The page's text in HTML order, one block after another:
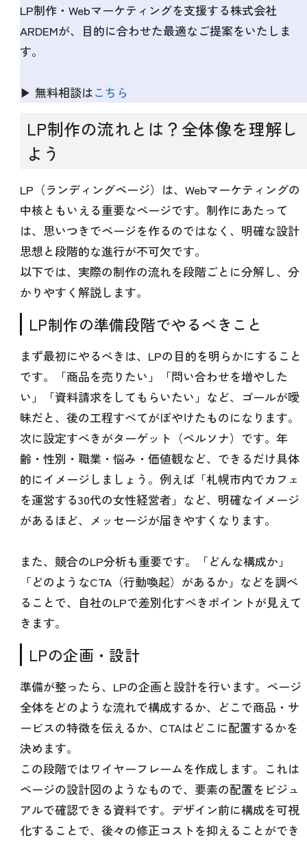
LP制作・Webマーケティングを支援する株式会社
ARDEMが、目的に合わせた最適なご提案をいたしま
す。
▶ 無料相談はこちら
LP制作の流れとは？全体像を理解し
よう
LP（ランディングページ）は、Webマーケティングの
中核ともいえる重要なページです。制作にあたって
は、思いつきでページを作るのではなく、明確な設計
思想と段階的な進行が不可欠です。
以下では、実際の制作の流れを段階ごとに分解し、分
かりやすく解説します。
LP制作の準備段階でやるべきこと
まず最初にやるべきは、LPの目的を明らかにすること
です。「商品を売りたい」「問い合わせを増やした
い」「資料請求をしてもらいたい」など、ゴールが曖
昧だと、後の工程すべてがぼやけたものになります。
次に設定すべきがターゲット（ペルソナ）です。年
齢・性別・職業・悩み・価値観など、できるだけ具体
的にイメージしましょう。例えば「札幌市内でカフェ
を運営する30代の女性経営者」など、明確なイメージ
があるほど、メッセージが届きやすくなります。
また、競合のLP分析も重要です。「どんな構成か」
「どのようなCTA（行動喚起）があるか」などを調べ
ることで、自社のLPで差別化すべきポイントが見えて
きます。
LPの企画・設計
準備が整ったら、LPの企画と設計を行います。ページ
全体をどのような流れで構成するか、どこで商品・サ
ービスの特徴を伝えるか、CTAはどこに配置するかを
決めます。
この段階ではワイヤーフレームを作成します。これは
ページの設計図のようなもので、要素の配置をビジュ
アルで確認できる資料です。デザイン前に構成を可視
化することで、後々の修正コストを抑えることができ